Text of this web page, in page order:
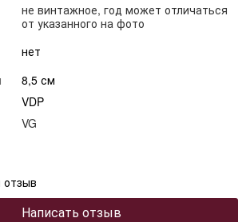
не винтажное, год может отличаться
от указанного на фото
нет
8,5 см
VDP
VG
Написать отзыв